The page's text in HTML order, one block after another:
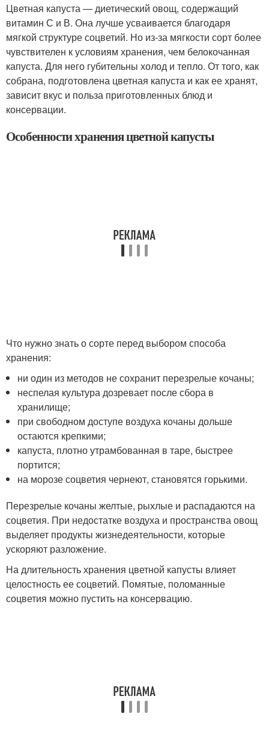
Цветная капуста — диетический овощ, содержащий
витамин С и В. Она лучше усваивается благодаря
мягкой структуре соцветий. Но из-за мягкости сорт более
чувствителен к условиям хранения, чем белокочанная
капуста. Для него губительны холод и тепло. От того, как
собрана, подготовлена цветная капуста и как ее хранят,
зависит вкус и польза приготовленных блюд и
консервации.
Особенности хранения цветной капусты
Что нужно знать о сорте перед выбором способа
хранения:
ни один из методов не сохранит перезрелые кочаны;
неспелая культура дозревает после сбора в
хранилище;
при свободном доступе воздуха кочаны дольше
остаются крепкими;
капуста, плотно утрамбованная в таре, быстрее
портится;
на морозе соцветия чернеют, становятся горькими.
Перезрелые кочаны желтые, рыхлые и распадаются на
соцветия. При недостатке воздуха и пространства овощ
выделяет продукты жизнедеятельности, которые
ускоряют разложение.
На длительность хранения цветной капусты влияет
целостность ее соцветий. Помятые, поломанные
соцветия можно пустить на консервацию.